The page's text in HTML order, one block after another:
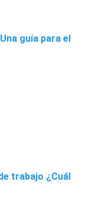
guía para el
trabajo ¿Cuál